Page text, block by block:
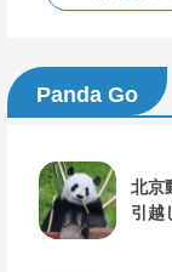
Panda Go
北京
引越